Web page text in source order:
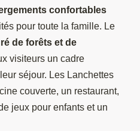
confortables
pour toute la famille. Le
de forêts et de
visiteurs un cadre
séjour. Les Lanchettes
couverte, un restaurant,
jeux pour enfants et un